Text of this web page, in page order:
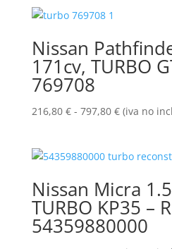
Nissan
171cv, TURBO
769708
216,80 € - 797,80 €Rango
desde
hasta
797,80 €
(iva no
Nissan Micra
TURBO KP35 –
54359880000